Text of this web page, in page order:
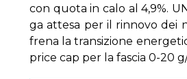
con quo­ta in ca­lo al 4,9%.
ga at­te­sa per il rin­no­vo dei
fre­na la tran­si­zio­ne
pri­ce cap per la fa­scia 0-20